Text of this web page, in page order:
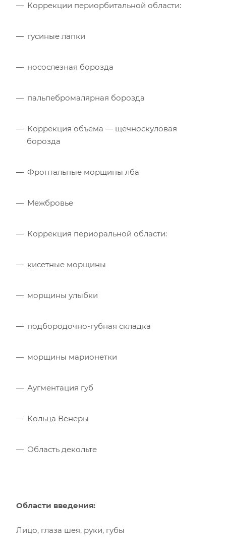
Коррекции периорбитальной области:
гусиные лапки
носослезная борозда
пальпебромалярная борозда
Коррекция объема — щечноскуловая
борозда
Фронтальные морщины лба
Межбровье
Коррекция периоральной области:
кисетные морщины
морщины улыбки
подбородочно-губная складка
морщины марионетки
Аугментация губ
Кольца Венеры
Область декольте
Области введения:
Лицо, глаза шея, руки, губы